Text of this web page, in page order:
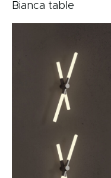
Bianca table